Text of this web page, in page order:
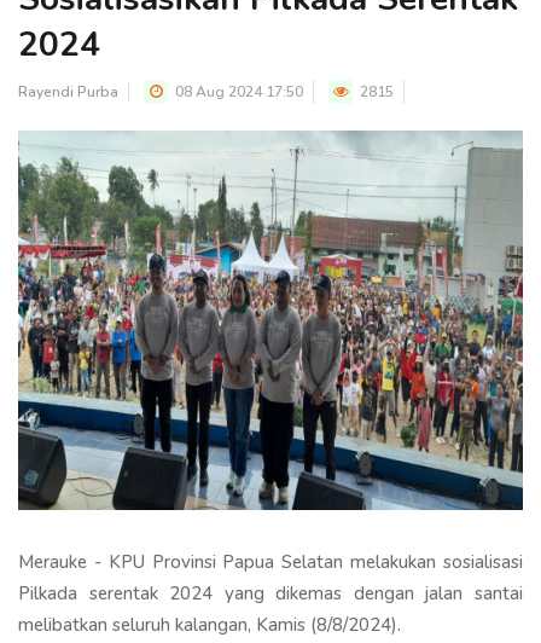
2024
Rayendi Purba 08 Aug 2024 17:50 2815
Merauke - KPU Provinsi Papua Selatan melakukan sosialisasi
Pilkada serentak 2024 yang dikemas dengan jalan santai
melibatkan seluruh kalangan, Kamis (8/8/2024).